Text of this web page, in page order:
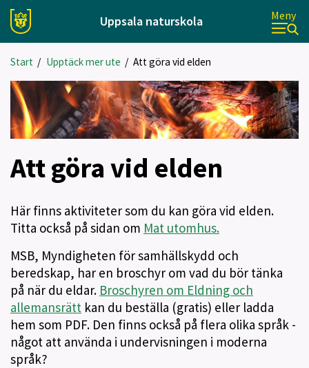
Uppsala naturskola Meny
Start / Upptäck mer ute / Att göra vid elden
Att göra vid elden
Här finns aktiviteter som du kan göra vid elden.
Titta också på sidan om Mat utomhus.
MSB, Myndigheten för samhällskydd och
beredskap, har en broschyr om vad du bör tänka
på när du eldar. Broschyren om Eldning och
allemansrätt kan du beställa (gratis) eller ladda
hem som PDF. Den finns också på flera olika språk -
något att använda i undervisningen i moderna
språk?